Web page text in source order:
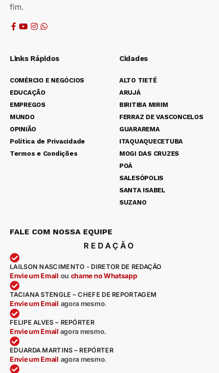
fim.
Links Rápidos
COMÉRCIO E NEGÓCIOS
EDUCAÇÃO
EMPREGOS
MUNDO
OPINIÃO
Política de Privacidade
Termos e Condições
Cidades
ALTO TIETÊ
ARUJÁ
BIRITIBA MIRIM
FERRAZ DE VASCONCELOS
GUARAREMA
ITAQUAQUECETUBA
MOGI DAS CRUZES
POÁ
SALESÓPOLIS
SANTA ISABEL
SUZANO
FALE COM NOSSA EQUIPE
REDAÇÃO
LAILSON NASCIMENTO - DIRETOR DE REDAÇÃO
Envie um Email ou chame no Whatsapp
TACIANA STENGLE – CHEFE DE REPORTAGEM
Envie um Email agora mesmo.
FELIPE ALVES – REPÓRTER
Envie um Email agora mesmo.
EDUARDA MARTINS – REPÓRTER
Envie um Email agora mesmo.